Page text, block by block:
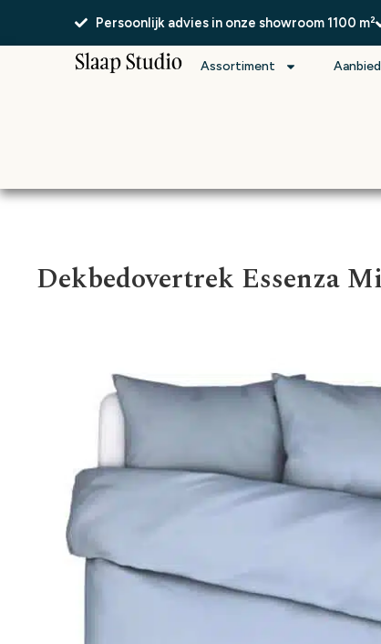
Persoonlijk advies in onze showroom 1100 m²
Assortiment
Dekbedovertrek Essenza